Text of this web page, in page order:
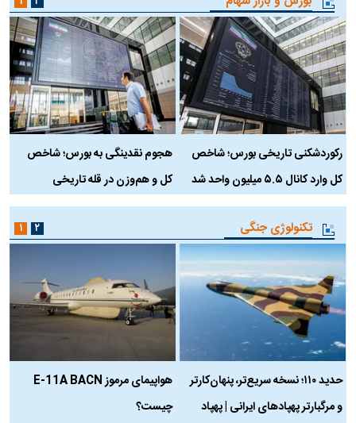
رکوردشکنی تاریخی بورس؛ شاخص
کل وارد کانال ۵.۵ میلیون واحد شد
هجوم نقدینگی به بورس؛ شاخص
کل و هم‌وزن در قله تاریخی
تکنولوژی جنگی
حدید ۱۱۰؛ نسخه سریع‌تر، پنهان‌کارتر
و مرگبارتر پهپادهای ایرانی | پهپاد
هواپیمای مرموز E-11A BACN
چیست؟
۱ ۲